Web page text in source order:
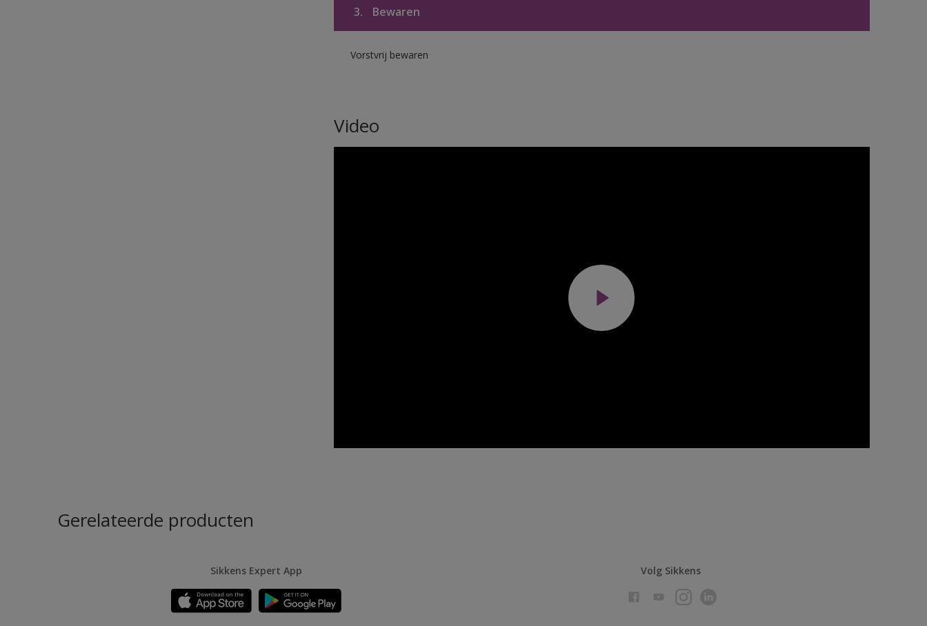
3. Bewaren
Vorstvrij bewaren
Video
Gerelateerde producten
Sikkens Expert App Volg Sikkens